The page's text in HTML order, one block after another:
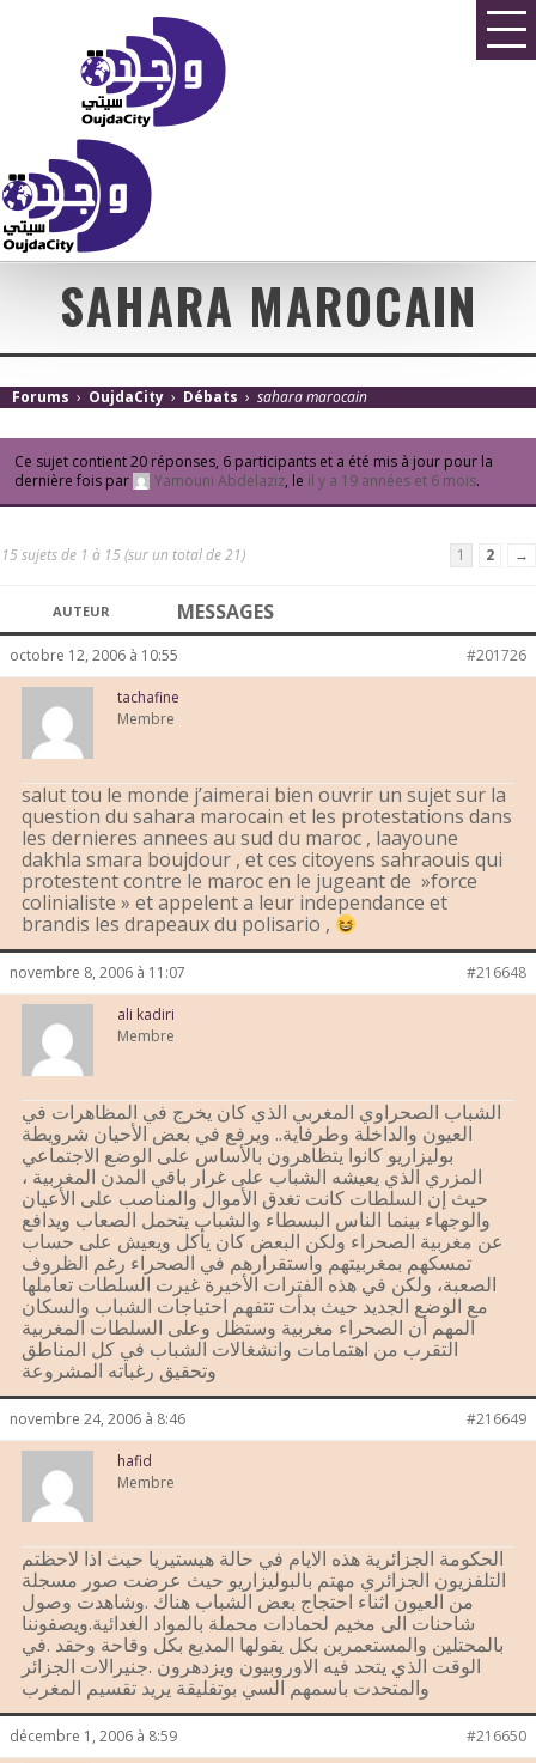
SAHARA MAROCAIN
Forums › OujdaCity › Débats › sahara marocain
Ce sujet contient 20 réponses, 6 participants et a été mis à jour pour la
dernière fois par
Yamouni Abdelaziz, le il y a 19 années et 6 mois.
15 sujets de 1 à 15 (sur un total de 21) 1 2 →
AUTEUR MESSAGES
octobre 12, 2006 à 10:55 #201726
tachafine
Membre
salut tou le monde j’aimerai bien ouvrir un sujet sur la
question du sahara marocain et les protestations dans
les dernieres annees au sud du maroc , laayoune
dakhla smara boujdour , et ces citoyens sahraouis qui
protestent contre le maroc en le jugeant de »force
colinialiste » et appelent a leur independance et
brandis les drapeaux du polisario ,
novembre 8, 2006 à 11:07 #216648
ali kadiri
Membre
الشباب الصحراوي المغربي الذي كان يخرج في المظاهرات في
العيون والداخلة وطرفاية.. ويرفع في بعض الأحيان شرويطة
بوليزاريو كانوا يتظاهرون بالأساس على الوضع الاجتماعي
المزري الذي يعيشه الشباب على غرار باقي المدن المغربية ،
حيث إن السلطات كانت تغدق الأموال والمناصب على الأعيان
والوجهاء بينما الناس البسطاء والشباب يتحمل الصعاب ويدافع
عن مغربية الصحراء ولكن البعض كان يأكل ويعيش على حساب
تمسكهم بمغربيتهم واستقرارهم في الصحراء رغم الظروف
الصعبة، ولكن في هذه الفترات الأخيرة غيرت السلطات تعاملها
مع الوضع الجديد حيث بدأت تتفهم احتياجات الشباب والسكان
المهم أن الصحراء مغربية وستظل وعلى السلطات المغربية
التقرب من اهتمامات وانشغالات الشباب في كل المناطق
وتحقيق رغباته المشروعة
novembre 24, 2006 à 8:46 #216649
hafid
Membre
الحكومة الجزائرية هذه الايام في حالة هيستيريا حيث اذا لاحظتم
التلفزيون الجزائري مهتم بالبوليزاريو حيث عرضت صور مسجلة
من العيون اثناء احتجاج بعض الشباب هناك .وشاهدت وصول
شاحنات الى مخيم لحمادات محملة بالمواد الغدائية.ويصفوننا
بالمحتلين والمستعمرين بكل يقولها المديع بكل وقاحة وحقد .في
الوقت الذي يتحد فيه الاوروبيون ويزدهرون .جنيرالات الجزائر
والمتحدت باسمهم السي بوتفليقة يريد تقسيم المغرب
décembre 1, 2006 à 8:59 #216650